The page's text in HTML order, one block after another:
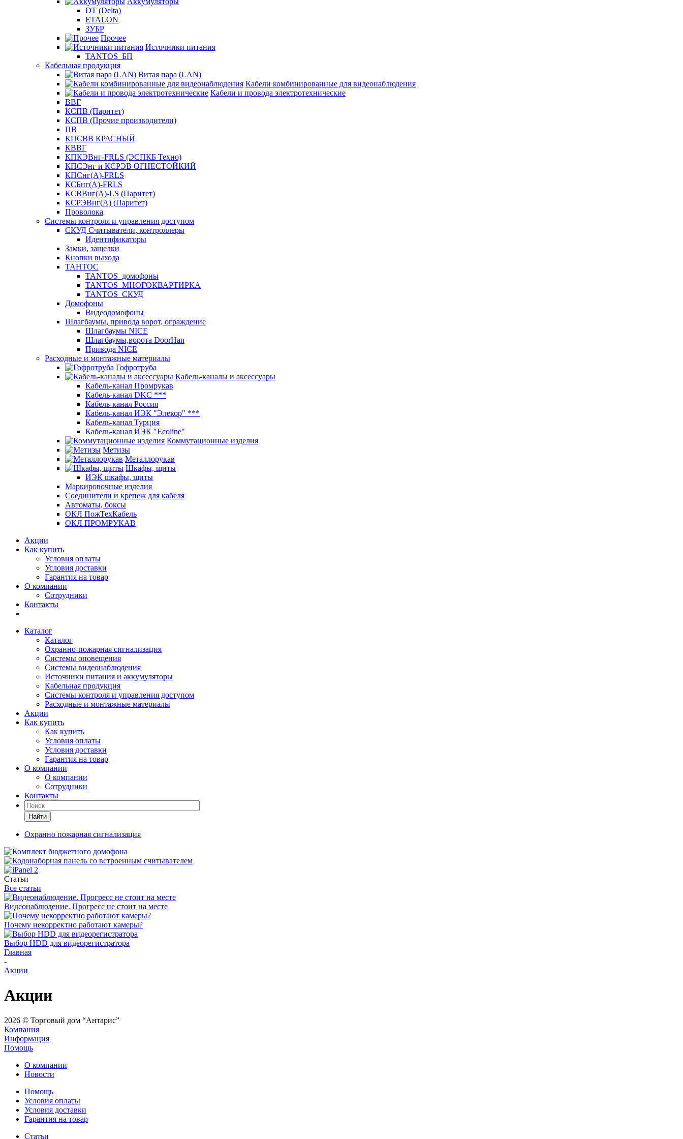
DT (Delta)
ETALON
ЗУБР
Прочее
Источники питания
TANTOS_БП
Кабельная продукция
Витая пара (LAN)
Кабели комбинированные для видеонаблюдения
Кабели и провода электротехнические
ВВГ
КСПВ (Паритет)
КСПВ (Прочие производители)
ПВ
КПСВВ КРАСНЫЙ
КВВГ
КПКЭВнг-FRLS (ЭСПКБ Техно)
КПСЭнг и КСРЭВ ОГНЕСТОЙКИЙ
КПСнг(А)-FRLS
КСБнг(А)-FRLS
КСВВнг(А)-LS (Паритет)
КСРЭВнг(А) (Паритет)
Проволока
Системы контроля и управления доступом
СКУД Считыватели, контроллеры
Идентификаторы
Замки, защелки
Кнопки выхода
ТАНТОС
TANTOS_домофоны
TANTOS_МНОГОКВАРТИРКА
TANTOS_СКУД
Домофоны
Видеодомофоны
Шлагбаумы, привода ворот, ограждение
Шлагбаумы NICE
Шлагбаумы,ворота DoorHan
Привода NICE
Расходные и монтажные материалы
Гофротруба
Кабель-каналы и аксессуары
Кабель-канал Промрукав
Кабель-канал DKC ***
Кабель-канал Россия
Кабель-канал ИЭК "Элекор" ***
Кабель-канал Турция
Кабель-канал ИЭК "Ecoline"
Коммутационные изделия
Метизы
Металлорукав
Шкафы, щиты
ИЭК шкафы, щиты
Маркировочные изделия
Соединители и крепеж для кабеля
Автоматы, боксы
ОКЛ ПожТехКабель
ОКЛ ПРОМРУКАВ
Акции
Как купить
Условия оплаты
Условия доставки
Гарантия на товар
О компании
Сотрудники
Контакты
Каталог
Каталог
Охранно-пожарная сигнализация
Системы оповещения
Системы видеонаблюдения
Источники питания и аккумуляторы
Кабельная продукция
Системы контроля и управления доступом
Расходные и монтажные материалы
Акции
Как купить
Как купить
Условия оплаты
Условия доставки
Гарантия на товар
О компании
О компании
Сотрудники
Контакты
Найти
Охранно пожарная сигнализация
Статьи
Все статьи
Видеонаблюдение. Прогресс не стоит на месте
Почему некорректно работают камеры?
Выбор HDD для видеорегистратора
Главная
-
Акции
Акции
2026 © Торговый дом “Антарис”
Компания
Информация
Помощь
О компании
Новости
Помощь
Условия оплаты
Условия доставки
Гарантия на товар
Статьи